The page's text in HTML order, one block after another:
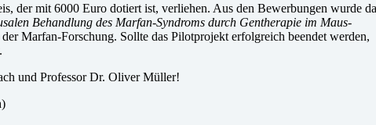
der mit 6000 Euro dotiert ist, verliehen. Aus den Bewerbungen wurde
Behandlung des Marfan-Syndroms durch Gentherapie im Maus-
Marfan-Forschung. Sollte das Pilotprojekt erfolgreich beendet werden,
und Professor Dr. Oliver Müller!